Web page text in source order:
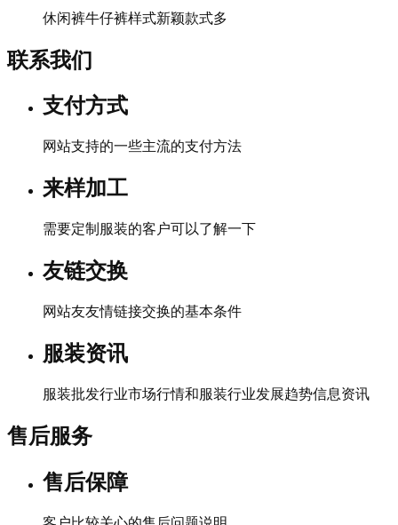
休闲裤牛仔裤样式新颖款式多
联系我们
支付方式
网站支持的一些主流的支付方法
来样加工
需要定制服装的客户可以了解一下
友链交换
网站友友情链接交换的基本条件
服装资讯
服装批发行业市场行情和服装行业发展趋势信息资讯
售后服务
售后保障